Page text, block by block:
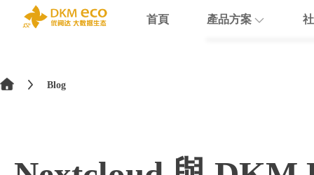
首頁 產品方案
Nextcloud
简体中文Blog